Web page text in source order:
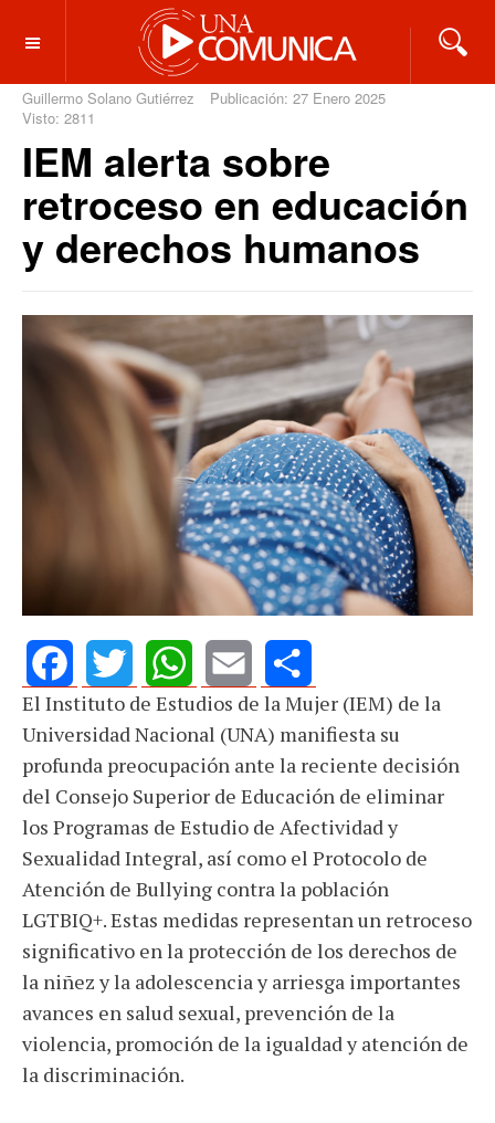
OFF CANVAS
Guillermo Solano Gutiérrez
Publicación: 27 Enero 2025
Visto: 2811
IEM alerta sobre
retroceso en educación
y derechos humanos
FacebookTwitterWhatsApp
Email Share
El Instituto de Estudios de la Mujer (IEM) de la
Universidad Nacional (UNA) manifiesta su
profunda preocupación ante la reciente decisión
del Consejo Superior de Educación de eliminar
los Programas de Estudio de Afectividad y
Sexualidad Integral, así como el Protocolo de
Atención de Bullying contra la población
LGTBIQ+. Estas medidas representan un retroceso
significativo en la protección de los derechos de
la niñez y la adolescencia y arriesga importantes
avances en salud sexual, prevención de la
violencia, promoción de la igualdad y atención de
la discriminación.